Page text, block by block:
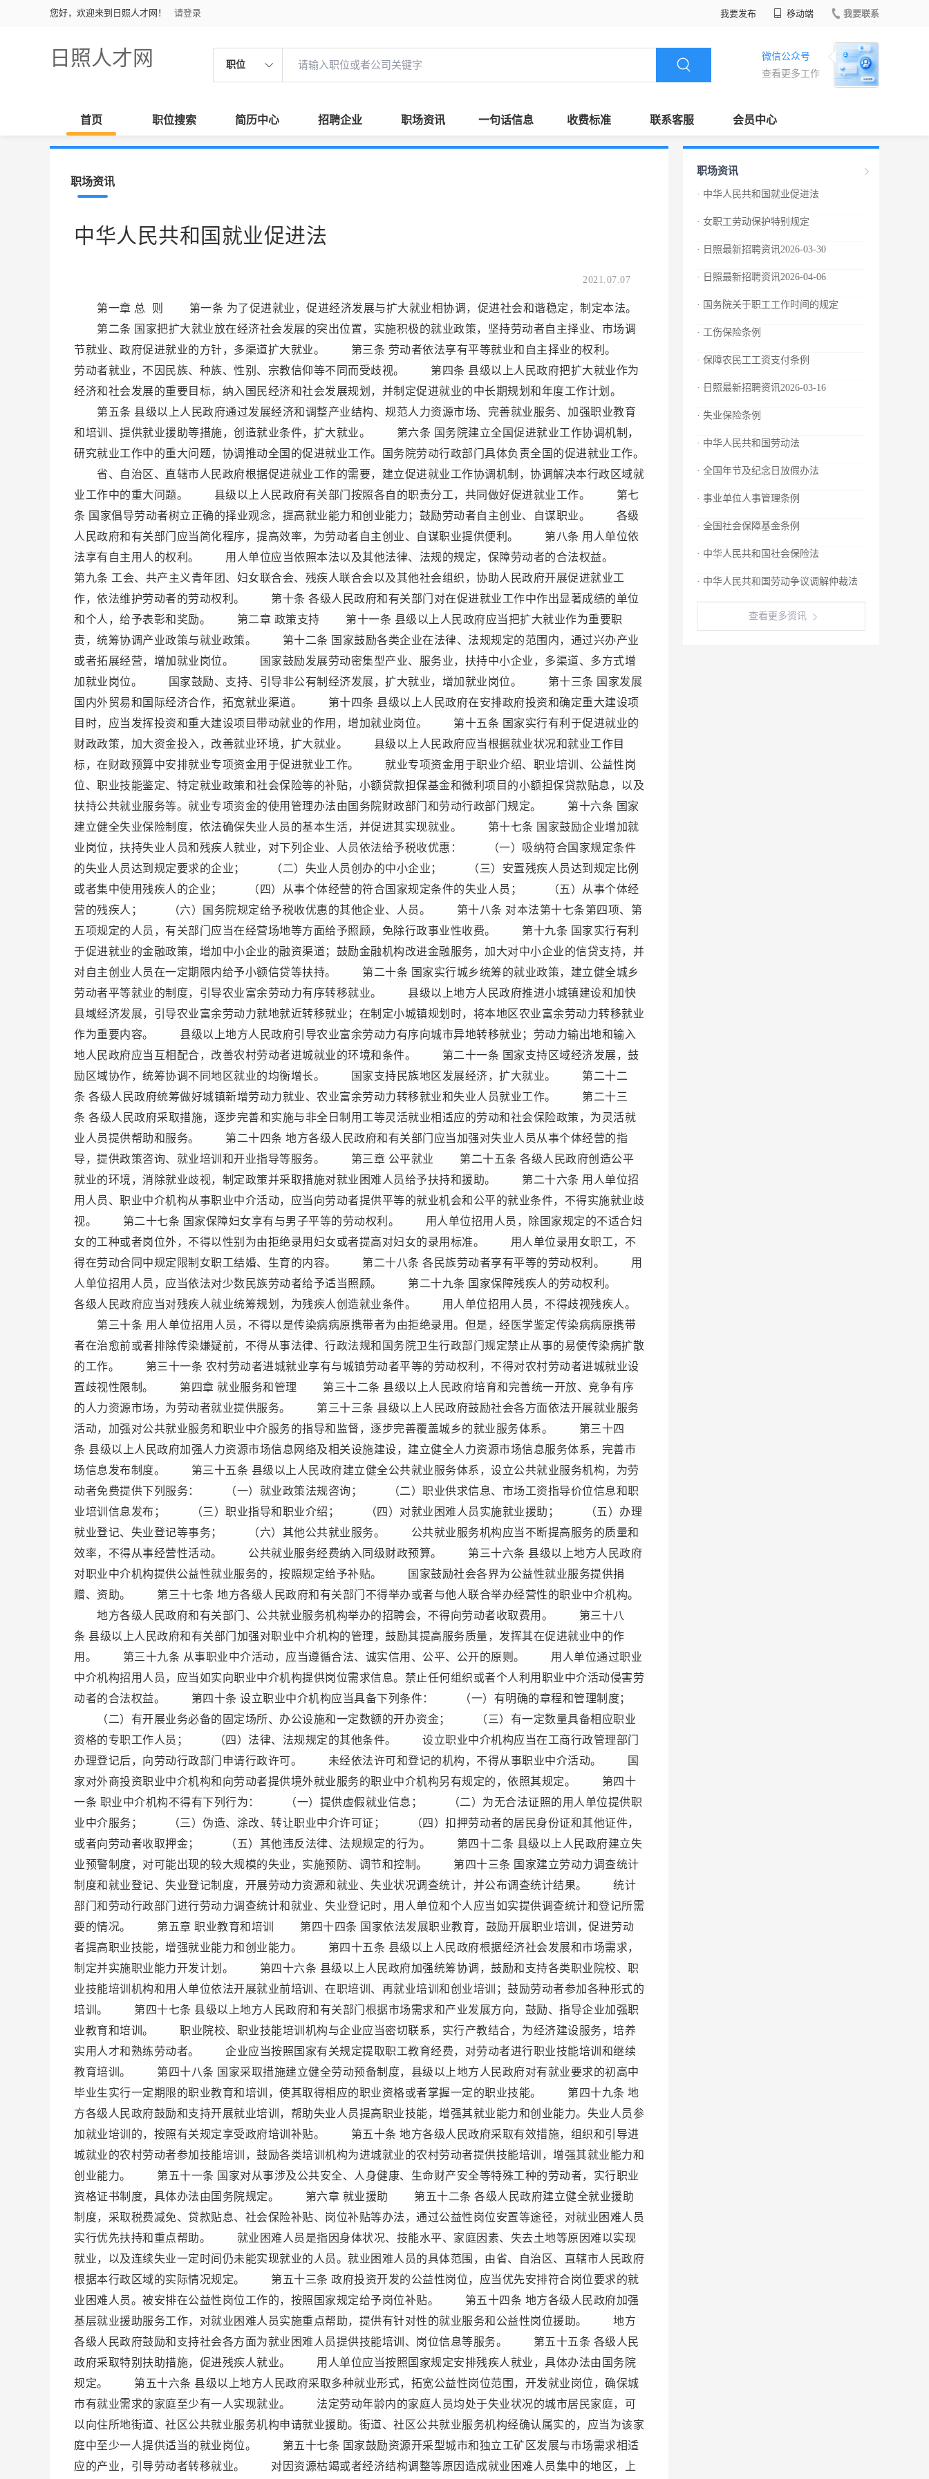
您好，欢迎来到日照人才网！ 请登录 我要发布 移动端 我要联系
日照人才网 职位
微信公众号
查看更多工作
首页 职位搜索 简历中心 招聘企业 职场资讯 一句话信息 收费标准 联系客服 会员中心
职场资讯
中华人民共和国就业促进法
2021.07.07
第一章 总 则 第一条 为了促进就业，促进经济发展与扩大就业相协调，促进社会和谐稳定，制定本法。
第二条 国家把扩大就业放在经济社会发展的突出位置，实施积极的就业政策，坚持劳动者自主择业、市场调
节就业、政府促进就业的方针，多渠道扩大就业。 第三条 劳动者依法享有平等就业和自主择业的权利。
劳动者就业，不因民族、种族、性别、宗教信仰等不同而受歧视。 第四条 县级以上人民政府把扩大就业作为
经济和社会发展的重要目标，纳入国民经济和社会发展规划，并制定促进就业的中长期规划和年度工作计划。
第五条 县级以上人民政府通过发展经济和调整产业结构、规范人力资源市场、完善就业服务、加强职业教育
和培训、提供就业援助等措施，创造就业条件，扩大就业。 第六条 国务院建立全国促进就业工作协调机制，
研究就业工作中的重大问题，协调推动全国的促进就业工作。国务院劳动行政部门具体负责全国的促进就业工作。
省、自治区、直辖市人民政府根据促进就业工作的需要，建立促进就业工作协调机制，协调解决本行政区域就
业工作中的重大问题。 县级以上人民政府有关部门按照各自的职责分工，共同做好促进就业工作。 第七
条 国家倡导劳动者树立正确的择业观念，提高就业能力和创业能力；鼓励劳动者自主创业、自谋职业。 各级
人民政府和有关部门应当简化程序，提高效率，为劳动者自主创业、自谋职业提供便利。 第八条 用人单位依
法享有自主用人的权利。 用人单位应当依照本法以及其他法律、法规的规定，保障劳动者的合法权益。
第九条 工会、共产主义青年团、妇女联合会、残疾人联合会以及其他社会组织，协助人民政府开展促进就业工
作，依法维护劳动者的劳动权利。 第十条 各级人民政府和有关部门对在促进就业工作中作出显著成绩的单位
和个人，给予表彰和奖励。 第二章 政策支持 第十一条 县级以上人民政府应当把扩大就业作为重要职
责，统筹协调产业政策与就业政策。 第十二条 国家鼓励各类企业在法律、法规规定的范围内，通过兴办产业
或者拓展经营，增加就业岗位。 国家鼓励发展劳动密集型产业、服务业，扶持中小企业，多渠道、多方式增
加就业岗位。 国家鼓励、支持、引导非公有制经济发展，扩大就业，增加就业岗位。 第十三条 国家发展
国内外贸易和国际经济合作，拓宽就业渠道。 第十四条 县级以上人民政府在安排政府投资和确定重大建设项
目时，应当发挥投资和重大建设项目带动就业的作用，增加就业岗位。 第十五条 国家实行有利于促进就业的
财政政策，加大资金投入，改善就业环境，扩大就业。 县级以上人民政府应当根据就业状况和就业工作目
标，在财政预算中安排就业专项资金用于促进就业工作。 就业专项资金用于职业介绍、职业培训、公益性岗
位、职业技能鉴定、特定就业政策和社会保险等的补贴，小额贷款担保基金和微利项目的小额担保贷款贴息，以及
扶持公共就业服务等。就业专项资金的使用管理办法由国务院财政部门和劳动行政部门规定。 第十六条 国家
建立健全失业保险制度，依法确保失业人员的基本生活，并促进其实现就业。 第十七条 国家鼓励企业增加就
业岗位，扶持失业人员和残疾人就业，对下列企业、人员依法给予税收优惠： （一）吸纳符合国家规定条件
的失业人员达到规定要求的企业； （二）失业人员创办的中小企业； （三）安置残疾人员达到规定比例
或者集中使用残疾人的企业； （四）从事个体经营的符合国家规定条件的失业人员； （五）从事个体经
营的残疾人； （六）国务院规定给予税收优惠的其他企业、人员。 第十八条 对本法第十七条第四项、第
五项规定的人员，有关部门应当在经营场地等方面给予照顾，免除行政事业性收费。 第十九条 国家实行有利
于促进就业的金融政策，增加中小企业的融资渠道；鼓励金融机构改进金融服务，加大对中小企业的信贷支持，并
对自主创业人员在一定期限内给予小额信贷等扶持。 第二十条 国家实行城乡统筹的就业政策，建立健全城乡
劳动者平等就业的制度，引导农业富余劳动力有序转移就业。 县级以上地方人民政府推进小城镇建设和加快
县域经济发展，引导农业富余劳动力就地就近转移就业；在制定小城镇规划时，将本地区农业富余劳动力转移就业
作为重要内容。 县级以上地方人民政府引导农业富余劳动力有序向城市异地转移就业；劳动力输出地和输入
地人民政府应当互相配合，改善农村劳动者进城就业的环境和条件。 第二十一条 国家支持区域经济发展，鼓
励区域协作，统筹协调不同地区就业的均衡增长。 国家支持民族地区发展经济，扩大就业。 第二十二
条 各级人民政府统筹做好城镇新增劳动力就业、农业富余劳动力转移就业和失业人员就业工作。 第二十三
条 各级人民政府采取措施，逐步完善和实施与非全日制用工等灵活就业相适应的劳动和社会保险政策，为灵活就
业人员提供帮助和服务。 第二十四条 地方各级人民政府和有关部门应当加强对失业人员从事个体经营的指
导，提供政策咨询、就业培训和开业指导等服务。 第三章 公平就业 第二十五条 各级人民政府创造公平
就业的环境，消除就业歧视，制定政策并采取措施对就业困难人员给予扶持和援助。 第二十六条 用人单位招
用人员、职业中介机构从事职业中介活动，应当向劳动者提供平等的就业机会和公平的就业条件，不得实施就业歧
视。 第二十七条 国家保障妇女享有与男子平等的劳动权利。 用人单位招用人员，除国家规定的不适合妇
女的工种或者岗位外，不得以性别为由拒绝录用妇女或者提高对妇女的录用标准。 用人单位录用女职工，不
得在劳动合同中规定限制女职工结婚、生育的内容。 第二十八条 各民族劳动者享有平等的劳动权利。 用
人单位招用人员，应当依法对少数民族劳动者给予适当照顾。 第二十九条 国家保障残疾人的劳动权利。
各级人民政府应当对残疾人就业统筹规划，为残疾人创造就业条件。 用人单位招用人员，不得歧视残疾人。
第三十条 用人单位招用人员，不得以是传染病病原携带者为由拒绝录用。但是，经医学鉴定传染病病原携带
者在治愈前或者排除传染嫌疑前，不得从事法律、行政法规和国务院卫生行政部门规定禁止从事的易使传染病扩散
的工作。 第三十一条 农村劳动者进城就业享有与城镇劳动者平等的劳动权利，不得对农村劳动者进城就业设
置歧视性限制。 第四章 就业服务和管理 第三十二条 县级以上人民政府培育和完善统一开放、竞争有序
的人力资源市场，为劳动者就业提供服务。 第三十三条 县级以上人民政府鼓励社会各方面依法开展就业服务
活动，加强对公共就业服务和职业中介服务的指导和监督，逐步完善覆盖城乡的就业服务体系。 第三十四
条 县级以上人民政府加强人力资源市场信息网络及相关设施建设，建立健全人力资源市场信息服务体系，完善市
场信息发布制度。 第三十五条 县级以上人民政府建立健全公共就业服务体系，设立公共就业服务机构，为劳
动者免费提供下列服务： （一）就业政策法规咨询； （二）职业供求信息、市场工资指导价位信息和职
业培训信息发布； （三）职业指导和职业介绍； （四）对就业困难人员实施就业援助； （五）办理
就业登记、失业登记等事务； （六）其他公共就业服务。 公共就业服务机构应当不断提高服务的质量和
效率，不得从事经营性活动。 公共就业服务经费纳入同级财政预算。 第三十六条 县级以上地方人民政府
对职业中介机构提供公益性就业服务的，按照规定给予补贴。 国家鼓励社会各界为公益性就业服务提供捐
赠、资助。 第三十七条 地方各级人民政府和有关部门不得举办或者与他人联合举办经营性的职业中介机构。
地方各级人民政府和有关部门、公共就业服务机构举办的招聘会，不得向劳动者收取费用。 第三十八
条 县级以上人民政府和有关部门加强对职业中介机构的管理，鼓励其提高服务质量，发挥其在促进就业中的作
用。 第三十九条 从事职业中介活动，应当遵循合法、诚实信用、公平、公开的原则。 用人单位通过职业
中介机构招用人员，应当如实向职业中介机构提供岗位需求信息。禁止任何组织或者个人利用职业中介活动侵害劳
动者的合法权益。 第四十条 设立职业中介机构应当具备下列条件： （一）有明确的章程和管理制度；
（二）有开展业务必备的固定场所、办公设施和一定数额的开办资金； （三）有一定数量具备相应职业
资格的专职工作人员； （四）法律、法规规定的其他条件。 设立职业中介机构应当在工商行政管理部门
办理登记后，向劳动行政部门申请行政许可。 未经依法许可和登记的机构，不得从事职业中介活动。 国
家对外商投资职业中介机构和向劳动者提供境外就业服务的职业中介机构另有规定的，依照其规定。 第四十
一条 职业中介机构不得有下列行为： （一）提供虚假就业信息； （二）为无合法证照的用人单位提供职
业中介服务； （三）伪造、涂改、转让职业中介许可证； （四）扣押劳动者的居民身份证和其他证件，
或者向劳动者收取押金； （五）其他违反法律、法规规定的行为。 第四十二条 县级以上人民政府建立失
业预警制度，对可能出现的较大规模的失业，实施预防、调节和控制。 第四十三条 国家建立劳动力调查统计
制度和就业登记、失业登记制度，开展劳动力资源和就业、失业状况调查统计，并公布调查统计结果。 统计
部门和劳动行政部门进行劳动力调查统计和就业、失业登记时，用人单位和个人应当如实提供调查统计和登记所需
要的情况。 第五章 职业教育和培训 第四十四条 国家依法发展职业教育，鼓励开展职业培训，促进劳动
者提高职业技能，增强就业能力和创业能力。 第四十五条 县级以上人民政府根据经济社会发展和市场需求，
制定并实施职业能力开发计划。 第四十六条 县级以上人民政府加强统筹协调，鼓励和支持各类职业院校、职
业技能培训机构和用人单位依法开展就业前培训、在职培训、再就业培训和创业培训；鼓励劳动者参加各种形式的
培训。 第四十七条 县级以上地方人民政府和有关部门根据市场需求和产业发展方向，鼓励、指导企业加强职
业教育和培训。 职业院校、职业技能培训机构与企业应当密切联系，实行产教结合，为经济建设服务，培养
实用人才和熟练劳动者。 企业应当按照国家有关规定提取职工教育经费，对劳动者进行职业技能培训和继续
教育培训。 第四十八条 国家采取措施建立健全劳动预备制度，县级以上地方人民政府对有就业要求的初高中
毕业生实行一定期限的职业教育和培训，使其取得相应的职业资格或者掌握一定的职业技能。 第四十九条 地
方各级人民政府鼓励和支持开展就业培训，帮助失业人员提高职业技能，增强其就业能力和创业能力。失业人员参
加就业培训的，按照有关规定享受政府培训补贴。 第五十条 地方各级人民政府采取有效措施，组织和引导进
城就业的农村劳动者参加技能培训，鼓励各类培训机构为进城就业的农村劳动者提供技能培训，增强其就业能力和
创业能力。 第五十一条 国家对从事涉及公共安全、人身健康、生命财产安全等特殊工种的劳动者，实行职业
资格证书制度，具体办法由国务院规定。 第六章 就业援助 第五十二条 各级人民政府建立健全就业援助
制度，采取税费减免、贷款贴息、社会保险补贴、岗位补贴等办法，通过公益性岗位安置等途径，对就业困难人员
实行优先扶持和重点帮助。 就业困难人员是指因身体状况、技能水平、家庭因素、失去土地等原因难以实现
就业，以及连续失业一定时间仍未能实现就业的人员。就业困难人员的具体范围，由省、自治区、直辖市人民政府
根据本行政区域的实际情况规定。 第五十三条 政府投资开发的公益性岗位，应当优先安排符合岗位要求的就
业困难人员。被安排在公益性岗位工作的，按照国家规定给予岗位补贴。 第五十四条 地方各级人民政府加强
基层就业援助服务工作，对就业困难人员实施重点帮助，提供有针对性的就业服务和公益性岗位援助。 地方
各级人民政府鼓励和支持社会各方面为就业困难人员提供技能培训、岗位信息等服务。 第五十五条 各级人民
政府采取特别扶助措施，促进残疾人就业。 用人单位应当按照国家规定安排残疾人就业，具体办法由国务院
规定。 第五十六条 县级以上地方人民政府采取多种就业形式，拓宽公益性岗位范围，开发就业岗位，确保城
市有就业需求的家庭至少有一人实现就业。 法定劳动年龄内的家庭人员均处于失业状况的城市居民家庭，可
以向住所地街道、社区公共就业服务机构申请就业援助。街道、社区公共就业服务机构经确认属实的，应当为该家
庭中至少一人提供适当的就业岗位。 第五十七条 国家鼓励资源开采型城市和独立工矿区发展与市场需求相适
应的产业，引导劳动者转移就业。 对因资源枯竭或者经济结构调整等原因造成就业困难人员集中的地区，上
职场资讯
· 中华人民共和国就业促进法
· 女职工劳动保护特别规定
· 日照最新招聘资讯2026-03-30
· 日照最新招聘资讯2026-04-06
· 国务院关于职工工作时间的规定
· 工伤保险条例
· 保障农民工工资支付条例
· 日照最新招聘资讯2026-03-16
· 失业保险条例
· 中华人民共和国劳动法
· 全国年节及纪念日放假办法
· 事业单位人事管理条例
· 全国社会保障基金条例
· 中华人民共和国社会保险法
· 中华人民共和国劳动争议调解仲裁法
查看更多资讯